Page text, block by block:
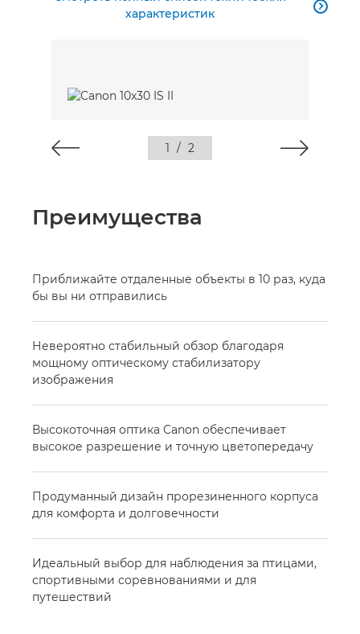
характеристик

1 / 2
Преимущества
Приближайте отдаленные объекты в 10 раз, куда
бы вы ни отправились
Невероятно стабильный обзор благодаря
мощному оптическому стабилизатору
изображения
Высокоточная оптика Canon обеспечивает
высокое разрешение и точную цветопередачу
Продуманный дизайн прорезиненного корпуса
для комфорта и долговечности
Идеальный выбор для наблюдения за птицами,
спортивными соревнованиями и для
путешествий